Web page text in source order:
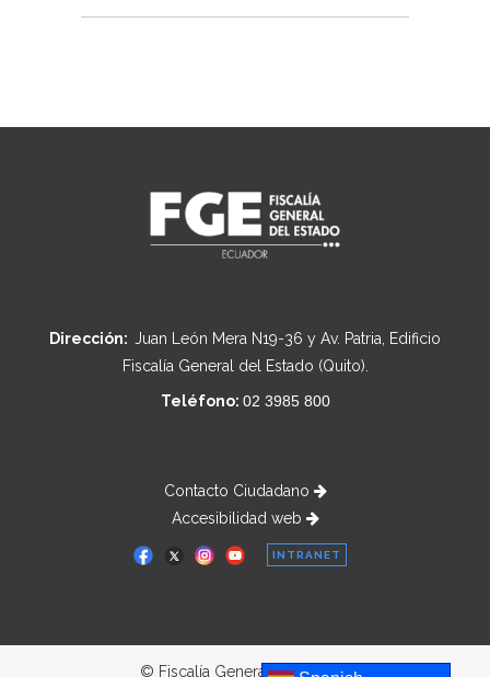
Dirección: Juan León Mera N19-36 y Av. Patria, Edificio
Fiscalía General del Estado (Quito).
Teléfono: 02 3985 800
Contacto Ciudadano
Accesibilidad web
INTRANET
© Fiscalía General del Estado